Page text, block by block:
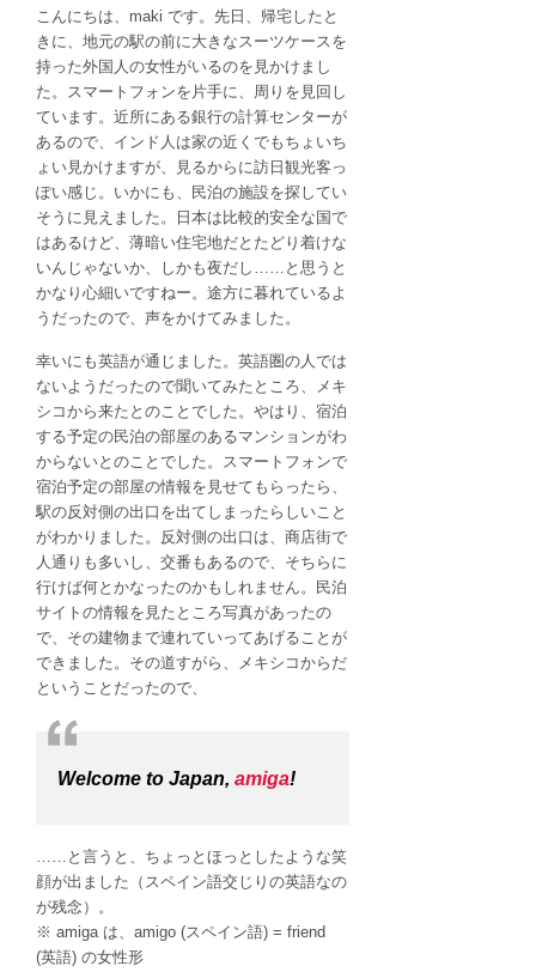
案
内・
施
設
案
内・
交
通
案
内・
メ
ニ
な
ど
は
こんにちは、maki です。先日、帰宅したと
きに、地元の駅の前に大きなスーツケースを
持った外国人の女性がいるのを見かけまし
た。スマートフォンを片手に、周りを見回し
ています。近所にある銀行の計算センターが
あるので、インド人は家の近くでもちょいち
ょい見かけますが、見るからに訪日観光客っ
ぽい感じ。いかにも、民泊の施設を探してい
そうに見えました。日本は比較的安全な国で
はあるけど、薄暗い住宅地だとたどり着けな
いんじゃないか、しかも夜だし……と思うと
かなり心細いですねー。途方に暮れているよ
うだったので、声をかけてみました。
幸いにも英語が通じました。英語圏の人では
ないようだったので聞いてみたところ、メキ
シコから来たとのことでした。やはり、宿泊
する予定の民泊の部屋のあるマンションがわ
からないとのことでした。スマートフォンで
宿泊予定の部屋の情報を見せてもらったら、
駅の反対側の出口を出てしまったらしいこと
がわかりました。反対側の出口は、商店街で
人通りも多いし、交番もあるので、そちらに
行けば何とかなったのかもしれません。民泊
サイトの情報を見たところ写真があったの
で、その建物まで連れていってあげることが
できました。その道すがら、メキシコからだ
ということだったので、
Welcome to Japan, amiga!
……と言うと、ちょっとほっとしたような笑
顔が出ました（スペイン語交じりの英語なの
が残念）。
※ amiga は、amigo (スペイン語) = friend
(英語) の女性形